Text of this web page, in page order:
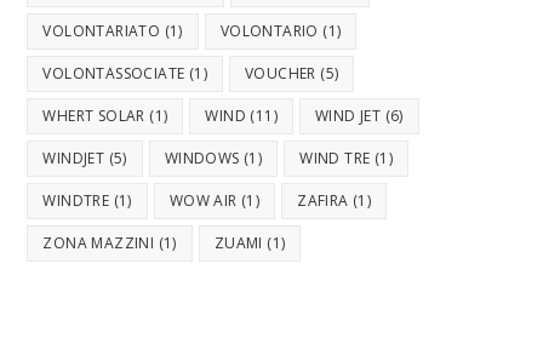
VOLONTARIATO (1) VOLONTARIO (1)
VOLONTASSOCIATE (1) VOUCHER (5)
WHERT SOLAR (1) WIND (11) WIND JET (6)
WINDJET (5) WINDOWS (1) WIND TRE (1)
WINDTRE (1) WOW AIR (1) ZAFIRA (1)
ZONA MAZZINI (1) ZUAMI (1)